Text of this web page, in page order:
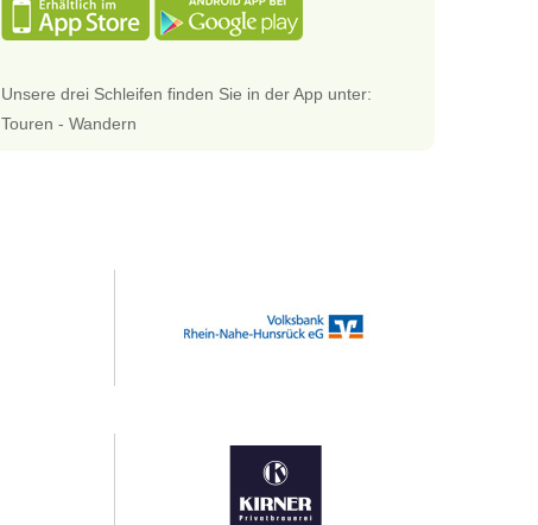
Unsere drei Schleifen finden Sie in der App unter:
Touren - Wandern